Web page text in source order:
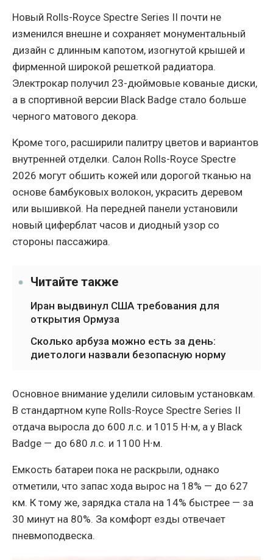
Новый Rolls-Royce Spectre Series II почти не
изменился внешне и сохраняет монументальный
дизайн с длинным капотом, изогнутой крышей и
фирменной широкой решеткой радиатора.
Электрокар получил 23-дюймовые кованые диски,
а в спортивной версии Black Badge стало больше
черного матового декора.
Кроме того, расширили палитру цветов и вариантов
внутренней отделки. Салон Rolls-Royce Spectre
2026 могут обшить кожей или дорогой тканью на
основе бамбуковых волокон, украсить деревом
или вышивкой. На передней панели установили
новый циферблат часов и диодный узор со
стороны пассажира.
Читайте также
Иран выдвинул США требования для
открытия Ормуза
Сколько арбуза можно есть за день:
диетологи назвали безопасную норму
Основное внимание уделили силовым установкам.
В стандартном купе Rolls-Royce Spectre Series II
отдача выросла до 600 л.с. и 1015 Н∙м, а у Black
Badge — до 680 л.с. и 1100 Н∙м.
Емкость батареи пока не раскрыли, однако
отметили, что запас хода вырос на 18% — до 627
км. К тому же, зарядка стала на 14% быстрее — за
30 минут на 80%. За комфорт езды отвечает
пневмоподвеска.